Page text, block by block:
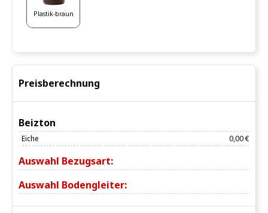
Plastik-braun
Preisberechnung
Beizton
Eiche 0,00 €
Auswahl Bezugsart:
Auswahl Bodengleiter: